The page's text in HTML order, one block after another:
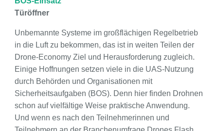
Türöffner
Unbemannte Systeme im großflächigen Regelbetrieb
in die Luft zu bekommen, das ist in weiten Teilen der
Drone-Economy Ziel und Herausforderung zugleich.
Einige Hoffnungen setzen viele in die UAS-Nutzung
durch Behörden und Organisationen mit
Sicherheitsaufgaben (BOS). Denn hier finden Drohnen
schon auf vielfältige Weise praktische Anwendung.
Und wenn es nach den Teilnehmerinnen und